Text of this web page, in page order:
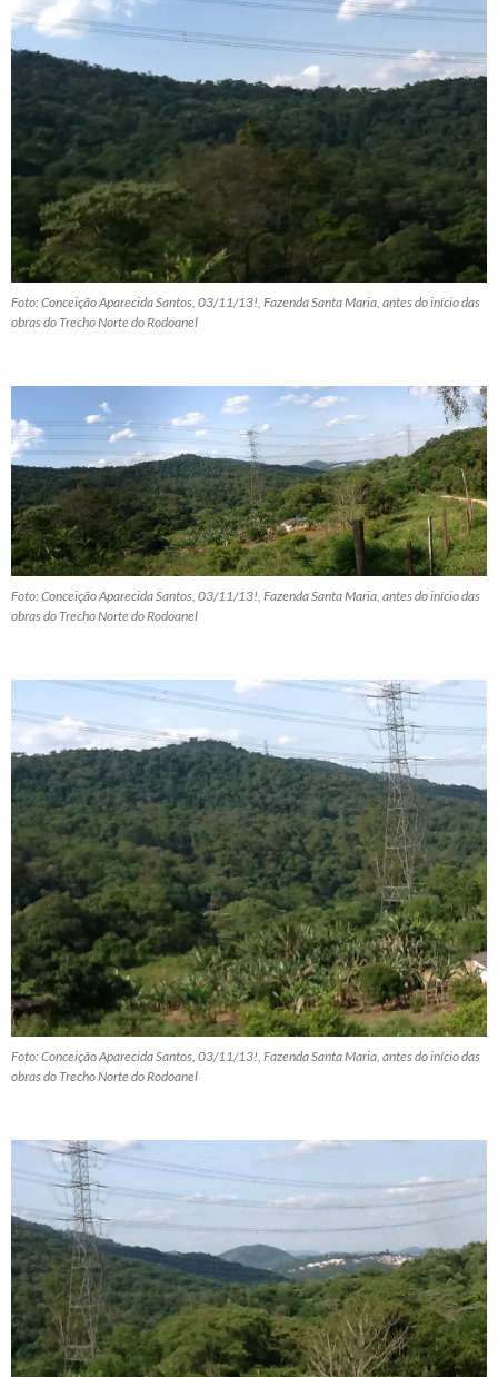
Foto: Conceição Aparecida Santos, 03/11/13!, Fazenda Santa Maria, antes do início das
obras do Trecho Norte do Rodoanel
Foto: Conceição Aparecida Santos, 03/11/13!, Fazenda Santa Maria, antes do início das
obras do Trecho Norte do Rodoanel
Foto: Conceição Aparecida Santos, 03/11/13!, Fazenda Santa Maria, antes do início das
obras do Trecho Norte do Rodoanel